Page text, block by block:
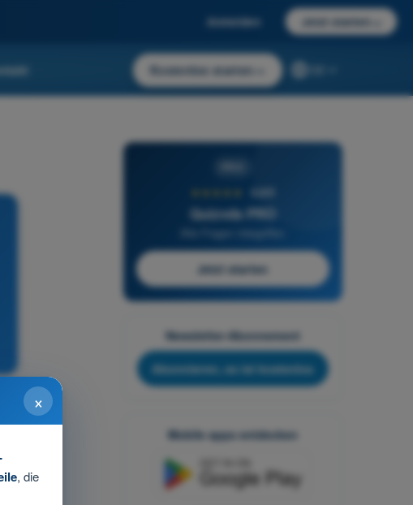
Anmelden Jetzt starten
Kostenlos starten
4,6/5
Quizvds PRO
Alle Fragen inbegriffen
Jetzt starten
Newsletter-Abonnement
Abonnieren, es ist kostenlos
Mobile apps entdecken
×
, die